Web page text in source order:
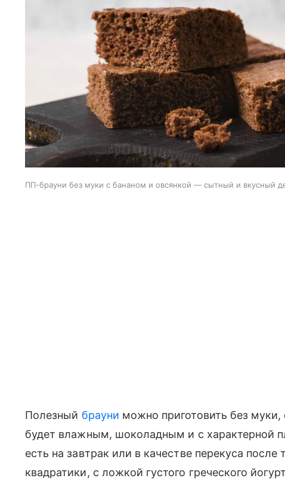
ПП-брауни без муки с бананом и овсянкой — сытный и вкусный
Полезный брауни можно приготовить без
будет влажным, шоколадным и с характерной
есть на завтрак или в качестве перекуса
квадратики, с ложкой густого греческого